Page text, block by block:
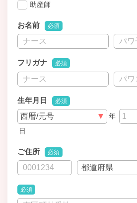
助産師
お名前 必須
フリガナ 必須
生年月日 必須
年
日
ご住所 必須
必須